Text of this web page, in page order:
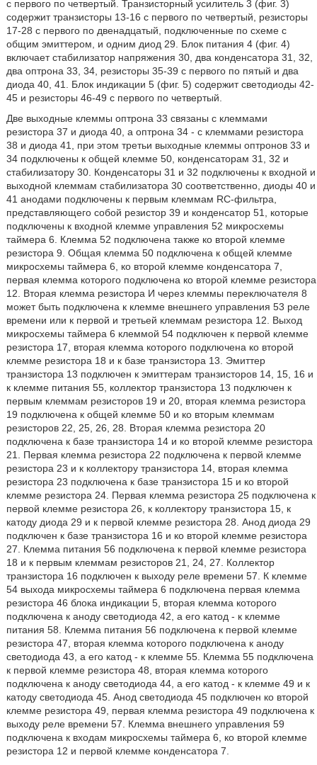
с первого по четвертый. Транзисторный усилитель 3 (фиг. 3)
содержит транзисторы 13-16 с первого по четвертый, резисторы
17-28 с первого по двенадцатый, подключенные по схеме с
общим эмиттером, и одним диод 29. Блок питания 4 (фиг. 4)
включает стабилизатор напряжения 30, два конденсатора 31, 32,
два оптрона 33, 34, резисторы 35-39 с первого по пятый и два
диода 40, 41. Блок индикации 5 (фиг. 5) содержит светодиоды 42-
45 и резисторы 46-49 с первого по четвертый.
Две выходные клеммы оптрона 33 связаны с клеммами
резистора 37 и диода 40, а оптрона 34 - с клеммами резистора
38 и диода 41, при этом третьи выходные клеммы оптронов 33 и
34 подключены к общей клемме 50, конденсаторам 31, 32 и
стабилизатору 30. Конденсаторы 31 и 32 подключены к входной и
выходной клеммам стабилизатора 30 соответственно, диоды 40 и
41 анодами подключены к первым клеммам RC-фильтра,
представляющего собой резистор 39 и конденсатор 51, которые
подключены к входной клемме управления 52 микросхемы
таймера 6. Клемма 52 подключена также ко второй клемме
резистора 9. Общая клемма 50 подключена к общей клемме
микросхемы таймера 6, ко второй клемме конденсатора 7,
первая клемма которого подключена ко второй клемме резистора
12. Вторая клемма резистора И через клеммы переключателя 8
может быть подключена к клемме внешнего управления 53 реле
времени или к первой и третьей клеммам резистора 12. Выход
микросхемы таймера 6 клеммой 54 подключен к первой клемме
резистора 17, вторая клемма которого подключена ко второй
клемме резистора 18 и к базе транзистора 13. Эмиттер
транзистора 13 подключен к эмиттерам транзисторов 14, 15, 16 и
к клемме питания 55, коллектор транзистора 13 подключен к
первым клеммам резисторов 19 и 20, вторая клемма резистора
19 подключена к общей клемме 50 и ко вторым клеммам
резисторов 22, 25, 26, 28. Вторая клемма резистора 20
подключена к базе транзистора 14 и ко второй клемме резистора
21. Первая клемма резистора 22 подключена к первой клемме
резистора 23 и к коллектору транзистора 14, вторая клемма
резистора 23 подключена к базе транзистора 15 и ко второй
клемме резистора 24. Первая клемма резистора 25 подключена к
первой клемме резистора 26, к коллектору транзистора 15, к
катоду диода 29 и к первой клемме резистора 28. Анод диода 29
подключен к базе транзистора 16 и ко второй клемме резистора
27. Клемма питания 56 подключена к первой клемме резистора
18 и к первым клеммам резисторов 21, 24, 27. Коллектор
транзистора 16 подключен к выходу реле времени 57. К клемме
54 выхода микросхемы таймера 6 подключена первая клемма
резистора 46 блока индикации 5, вторая клемма которого
подключена к аноду светодиода 42, а его катод - к клемме
питания 58. Клемма питания 56 подключена к первой клемме
резистора 47, вторая клемма которого подключена к аноду
светодиода 43, а его катод - к клемме 55. Клемма 55 подключена
к первой клемме резистора 48, вторая клемма которого
подключена к аноду светодиода 44, а его катод - к клемме 49 и к
катоду светодиода 45. Анод светодиода 45 подключен ко второй
клемме резистора 49, первая клемма резистора 49 подключена к
выходу реле времени 57. Клемма внешнего управления 59
подключена к входам микросхемы таймера 6, ко второй клемме
резистора 12 и первой клемме конденсатора 7.